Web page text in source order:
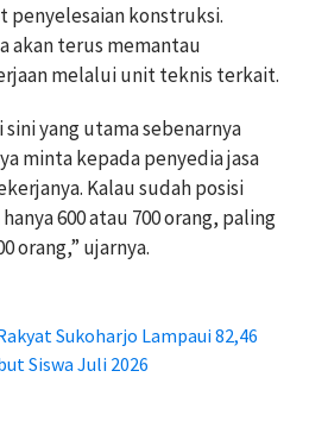
konstruksi.
akan terus memantau
melalui unit teknis terkait.
sini yang utama sebenarnya
minta kepada penyedia jasa
Kalau sudah posisi
600 atau 700 orang, paling
orang,” ujarnya.
Sukoharjo Lampaui 82,46
Siswa Juli 2026